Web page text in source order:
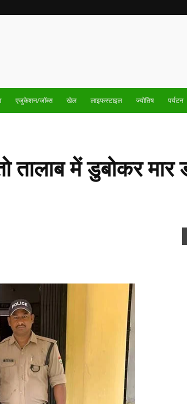
एजुकेशन/जॉब्स खेल लाइफस्टाइल ज्योतिष पर्यटन
में डुबोकर मार